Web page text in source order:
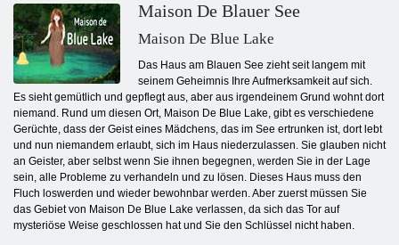
Maison De Blauer See
Maison De Blue Lake
Das Haus am Blauen See zieht seit langem mit
seinem Geheimnis Ihre Aufmerksamkeit auf sich.
Es sieht gemütlich und gepflegt aus, aber aus irgendeinem Grund wohnt dort
niemand. Rund um diesen Ort, Maison De Blue Lake, gibt es verschiedene
Gerüchte, dass der Geist eines Mädchens, das im See ertrunken ist, dort lebt
und nun niemandem erlaubt, sich im Haus niederzulassen. Sie glauben nicht
an Geister, aber selbst wenn Sie ihnen begegnen, werden Sie in der Lage
sein, alle Probleme zu verhandeln und zu lösen. Dieses Haus muss den
Fluch loswerden und wieder bewohnbar werden. Aber zuerst müssen Sie
das Gebiet von Maison De Blue Lake verlassen, da sich das Tor auf
mysteriöse Weise geschlossen hat und Sie den Schlüssel nicht haben.